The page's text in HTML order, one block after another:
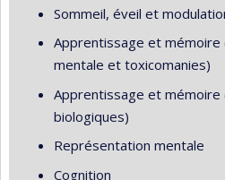
Sommeil, éveil et
Apprentissage et mémoire
mentale et toxicomanies)
Apprentissage et mémoire
biologiques)
Représentation mentale
Cognition